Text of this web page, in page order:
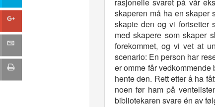
rasjonelle svaret på vår
skaperen må ha en skaper
skapte den og vi
med skapere som skaper
forekommet, og vi vet at
scenario: En person har
er omme får
hente den. Rett etter å ha
noen før ham på
bibliotekaren svare én av